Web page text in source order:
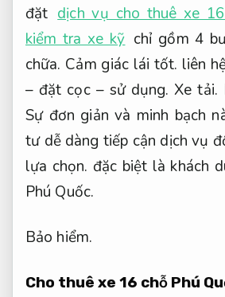
đặt dịch vụ cho thuê xe
kiểm tra xe kỹ chỉ gồm 4
chữa. Cảm giác lái tốt. liên
– đặt cọc – sử dụng.Xe tải.
Sự đơn giản và minh bạch
tư dễ dàng tiếp cận dịch vụ
lựa chọn. đặc biệt là khách
Phú Quốc.
Bảo hiểm.
Cho thuê xe 16 chỗ Phú